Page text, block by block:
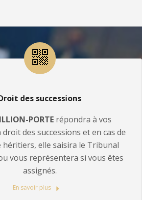
des successions
PORTE répondra à vos
des successions et en cas de
elle saisira le Tribunal
vous représentera si vous êtes
assignés.
En savoir plus